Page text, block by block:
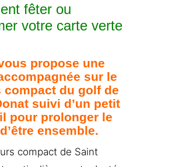
fêter ou
votre carte verte
propose une
sur le
compact du golf de
suivi d’un petit
pour prolonger le
ensemble.
compact de Saint